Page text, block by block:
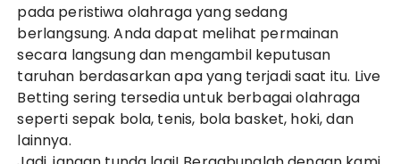
pada peristiwa olahraga yang sedang
berlangsung. Anda dapat melihat permainan
secara langsung dan mengambil keputusan
taruhan berdasarkan apa yang terjadi saat itu. Live
Betting sering tersedia untuk berbagai olahraga
seperti sepak bola, tenis, bola basket, hoki, dan
lainnya.